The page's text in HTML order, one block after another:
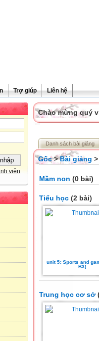
Trợ giúp Liên hệ
viên
Chào mừng quý
Danh sách bài giảng
Gốc>Bài giảng
Mầm non (0 bài)
Tiểu học (2 bài)
unit 5: Sports and
B3)
Trung học cơ sở